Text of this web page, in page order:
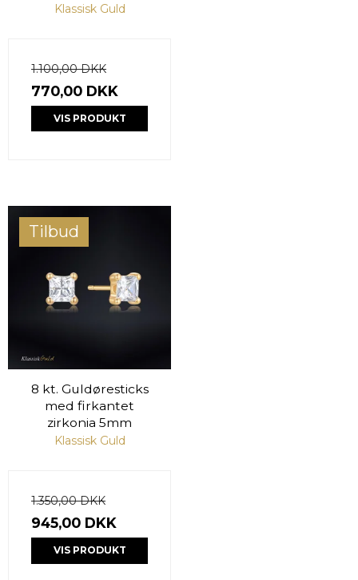
Klassisk Guld
1.100,00 DKK
770,00 DKK
VIS PRODUKT
Tilbud
8 kt. Guldøresticks
med firkantet
zirkonia 5mm
Klassisk Guld
1.350,00 DKK
945,00 DKK
VIS PRODUKT